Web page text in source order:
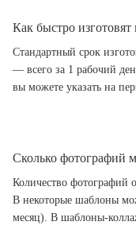
Как быстро изготовят
Стандартный срок
— всего за 1 рабочий
вы можете указать на
Сколько фотографий
Количество фотографий
В некоторые шаблоны
месяц). В шаблоны-